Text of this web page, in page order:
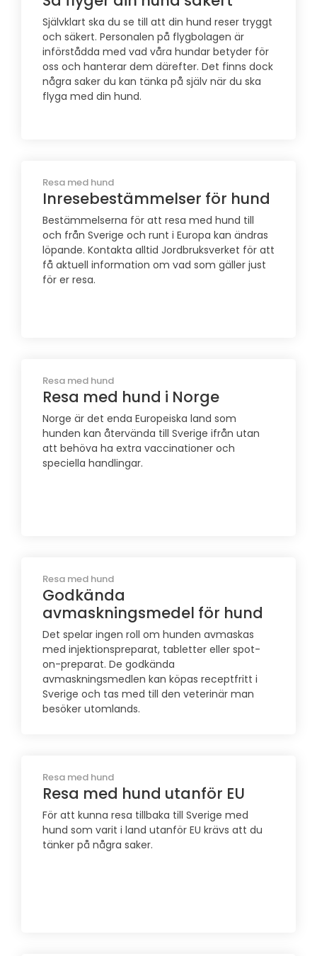
Självklart ska du se till att din hund reser tryggt
och säkert. Personalen på flygbolagen är
införstådda med vad våra hundar betyder för
oss och hanterar dem därefter. Det finns dock
några saker du kan tänka på själv när du ska
flyga med din hund.
Resa med hund
Inresebestämmelser för hund
Bestämmelserna för att resa med hund till
och från Sverige och runt i Europa kan ändras
löpande. Kontakta alltid Jordbruksverket för att
få aktuell information om vad som gäller just
för er resa.
Resa med hund
Resa med hund i Norge
Norge är det enda Europeiska land som
hunden kan återvända till Sverige ifrån utan
att behöva ha extra vaccinationer och
speciella handlingar.
Resa med hund
Godkända
avmaskningsmedel för hund
Det spelar ingen roll om hunden avmaskas
med injektionspreparat, tabletter eller spot-
on-preparat. De godkända
avmaskningsmedlen kan köpas receptfritt i
Sverige och tas med till den veterinär man
besöker utomlands.
Resa med hund
Resa med hund utanför EU
För att kunna resa tillbaka till Sverige med
hund som varit i land utanför EU krävs att du
tänker på några saker.